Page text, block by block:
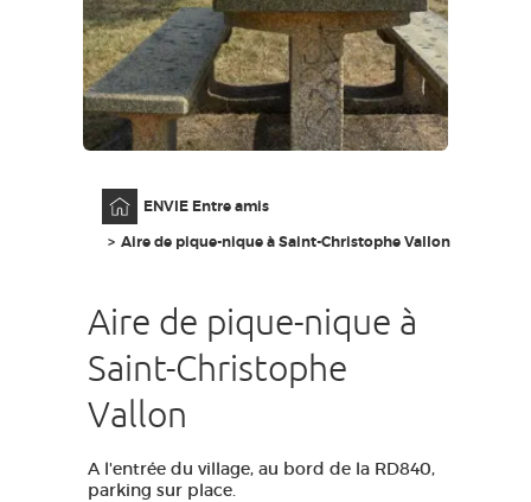
MA SÉLECTION
FR
ENVIE Entre amis
Aire de pique-nique à Saint-Christophe Vallon
Aire de pique-nique à
Saint-Christophe
Vallon
A l'entrée du village, au bord de la RD840,
parking sur place.